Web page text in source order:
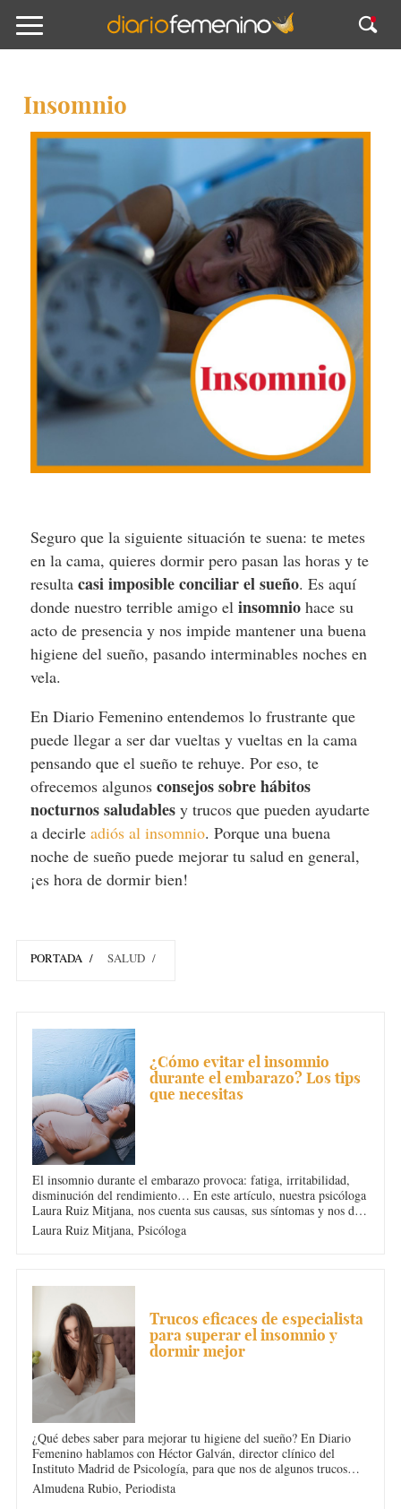
Insomnio
Seguro que la siguiente situación te suena: te metes
en la cama, quieres dormir pero pasan las horas y te
resulta casi imposible conciliar el sueño. Es aquí
donde nuestro terrible amigo el insomniohace su
acto de presencia y nos impide mantener una buena
higiene del sueño, pasando interminables noches en
vela.
En Diario Femenino entendemos lo frustrante que
puede llegar a ser dar vueltas y vueltas en la cama
pensando que el sueño te rehuye. Por eso, te
ofrecemos algunosconsejos sobre hábitos
nocturnos saludablesy trucos que pueden ayudarte
a decirle adiós al insomnio. Porque una buena
noche de sueño puede mejorar tu salud en general,
¡es hora de dormir bien!
PORTADA SALUD
¿Cómo evitar el insomnio
durante el embarazo? Los tips
que necesitas
El insomnio durante el embarazo provoca: fatiga, irritabilidad,
disminución del rendimiento… En este artículo, nuestra psicóloga
Laura Ruiz Mitjana, nos cuenta sus causas, sus síntomas y nos da
algunas pautas y consejos para poder dormir mejor durante la
gestación. ¡Muy atenta!
Laura Ruiz Mitjana,Psicóloga
Trucos eficaces de especialista
para superar el insomnio y
dormir mejor
¿Qué debes saber para mejorar tu higiene del sueño? En Diario
Femenino hablamos con Héctor Galván, director clínico del
Instituto Madrid de Psicología, para que nos de algunos trucos
eficaces de especialista para superar el insomnio y dormir mejor.
¿Te animas a descubrirlos?
Almudena Rubio,Periodista